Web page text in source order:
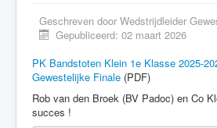
Geschreven door Wedstrijdleider
Gepubliceerd: 02 maart 2026
PK Bandstoten Klein 1e Klasse 2025-
Gewestelijke Finale (PDF)
Rob van den Broek (BV Padoc) en Co
succes !